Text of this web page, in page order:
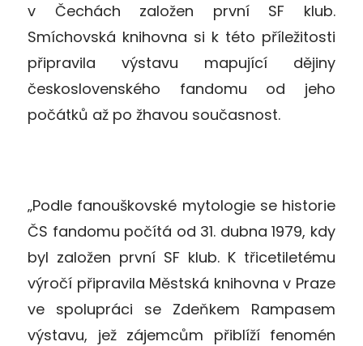
v Čechách založen první SF klub.
Smíchovská knihovna si k této příležitosti
připravila výstavu mapující dějiny
československého fandomu od jeho
počátků až po žhavou současnost.
„Podle fanouškovské mytologie se historie
ČS fandomu počítá od 31. dubna 1979, kdy
byl založen první SF klub. K třicetiletému
výročí připravila Městská knihovna v Praze
ve spolupráci se Zdeňkem Rampasem
výstavu, jež zájemcům přiblíží fenomén